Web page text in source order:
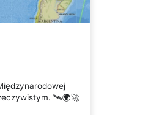
🛰️🌍🚀